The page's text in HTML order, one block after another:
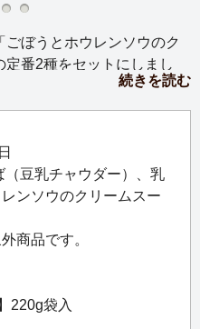
ぼうとホウレンソウのク
定番2種をセットにしまし
あるので、ごはんやパンを
ます。ご自宅用にはもち
人への贈りものにもおす
ウダー
豚汁
ホウレンソウのクリームス
続きを読む
豆乳チャウダー）、乳
ンソウのクリームスー
商品です。
220g袋入